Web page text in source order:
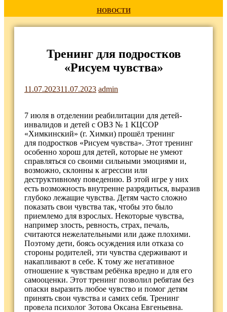
НОВОСТИ
Тренинг для подростков
«Рисуем чувства»
11.07.202311.07.2023 admin
7 июля в отделении реабилитации для детей-
инвалидов и детей с ОВЗ № 1 КЦСОР
«Химкинский» (г. Химки) прошёл тренинг
для подростков «Рисуем чувства». Этот тренинг
особенно хорош для детей, которые не умеют
справляться со своими сильными эмоциями и,
возможно, склонны к агрессии или
деструктивному поведению. В этой игре у них
есть возможность внутренне разрядиться, выразив
глубоко лежащие чувства. Детям часто сложно
показать свои чувства так, чтобы это было
приемлемо для взрослых. Некоторые чувства,
например злость, ревность, страх, печаль,
считаются нежелательными или даже плохими.
Поэтому дети, боясь осуждения или отказа со
стороны родителей, эти чувства сдерживают и
накапливают в себе. К тому же негативное
отношение к чувствам ребёнка вредно и для его
самооценки. Этот тренинг позволил ребятам без
опаски выразить любое чувство и помог детям
принять свои чувства и самих себя. Тренинг
провела психолог Зотова Оксана Евгеньевна.